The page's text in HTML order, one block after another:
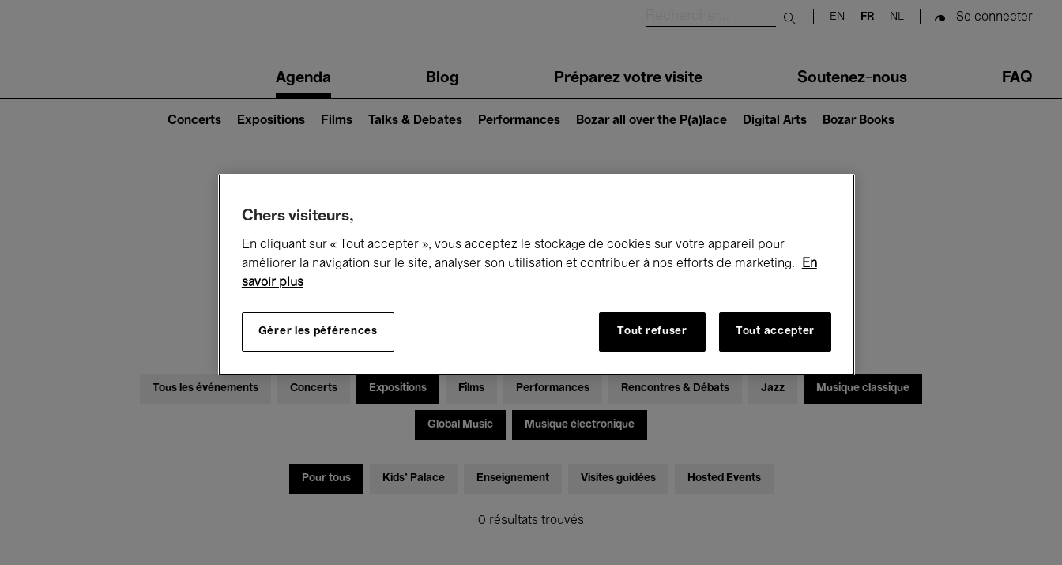
Submit search
EN FR NL Se connecter
navigationAgenda Blog Préparez votre visite Soutenez-nous FAQ
2)
Concerts Expositions Films Talks & Debates Performances Bozar all over the P(a)lace Digital Arts Bozar Books
Ce qui se passe à Bozar
Tous les événements Concerts Expositions Films Performances Rencontres & Débats Jazz Musique classique
Global Music Musique électronique
Pour tous Kids’ Palace Enseignement Visites guidées Hosted Events
0 résultats trouvés
Chers visiteurs,
En cliquant sur « Tout accepter », vous acceptez le stockage de cookies sur votre appareil pour
améliorer la navigation sur le site, analyser son utilisation et contribuer à nos efforts de marketing.
En
savoir plus
Gérer les péférences Tout refuser Tout accepter